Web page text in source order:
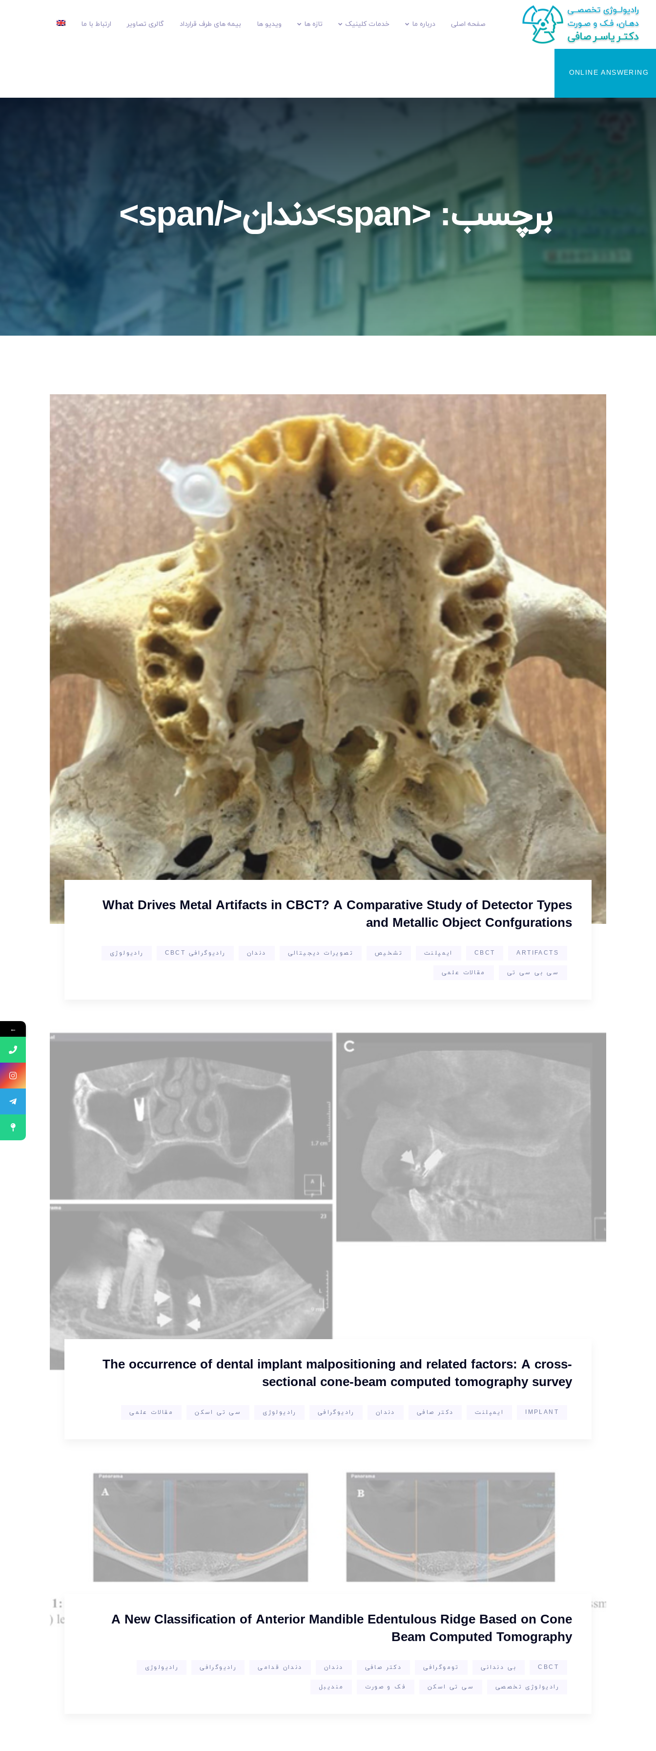
صفحه اصلی درباره ما خدمات کلینیک تازه ها ویدیو ها بیمه های طرف قرارداد گالری تصاویر ارتباط با ما
ONLINE ANSWERING
برچسب: <span>دندان</span>
What Drives Metal Artifacts in CBCT? A Comparative Study of Detector Types
and Metallic Object Confgurations
ARTIFACTS
CBCT ایمپلنت تشخیص تصویرات دیجیتالی دندان رادیوگرافی CBCT رادیولوژی
سی بی سی تی مقالات علمی
The occurrence of dental implant malpositioning and related factors: A cross-
sectional cone-beam computed tomography survey
IMPLANT ایمپلنت دکتر صافی دندان رادیوگرافی رادیولوژی سی تی اسکن مقالات علمی
A New Classification of Anterior Mandible Edentulous Ridge Based on Cone
Beam Computed Tomography
CBCT بی دندانی توموگرافی دکتر صافی دندان دندان قدامی رادیوگرافی رادیولوژی
رادیولوژی تخصصی سی تی اسکن فک و صورت مندیبل
←